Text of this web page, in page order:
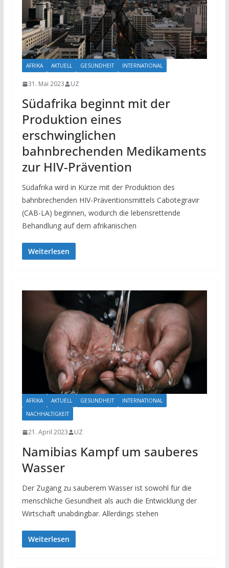
AFRIKA AKTUELL GESUNDHEIT INTERNATIONAL
31. Mai 2023 UZ
Südafrika beginnt mit der
Produktion eines
erschwinglichen
bahnbrechenden Medikaments
zur HIV-Prävention
Südafrika wird in Kürze mit der Produktion des
bahnbrechenden HIV-Präventionsmittels Cabotegravir
(CAB-LA) beginnen, wodurch die lebensrettende
Behandlung auf dem afrikanischen
Weiterlesen
AFRIKA AKTUELL GESUNDHEIT
INTERNATIONAL
NACHHALTIGKEIT
21. April 2023 UZ
Namibias Kampf um sauberes
Wasser
Der Zugang zu sauberem Wasser ist sowohl für die
menschliche Gesundheit als auch die Entwicklung der
Wirtschaft unabdingbar. Allerdings stehen
Weiterlesen